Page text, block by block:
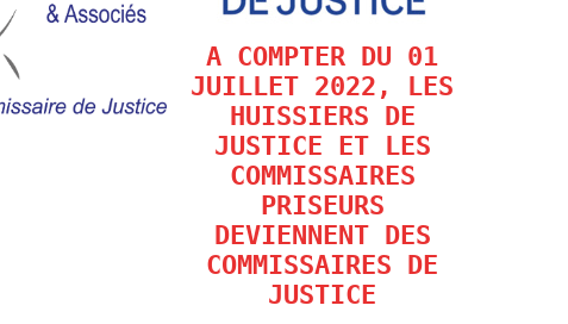
A COMPTER DU 01
JUILLET 2022, LES
HUISSIERS DE
JUSTICE ET LES
COMMISSAIRES
PRISEURS
DEVIENNENT DES
COMMISSAIRES DE
JUSTICE